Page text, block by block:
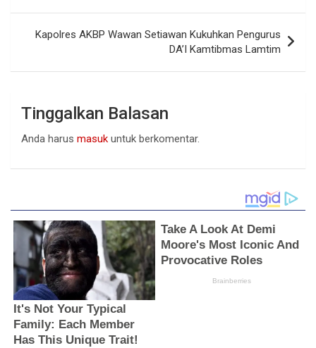
Kapolres AKBP Wawan Setiawan Kukuhkan Pengurus
DA’I Kamtibmas Lamtim
Tinggalkan Balasan
Anda harus masuk untuk berkomentar.